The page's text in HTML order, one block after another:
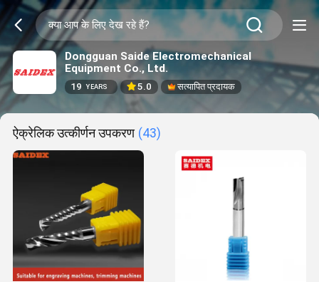
Dongguan Saide Electromechanical
Equipment Co., Ltd.
19 YEARS 5.0 सत्यापित प्रदायक
ऐक्रेलिक उत्कीर्णन उपकरण (43)